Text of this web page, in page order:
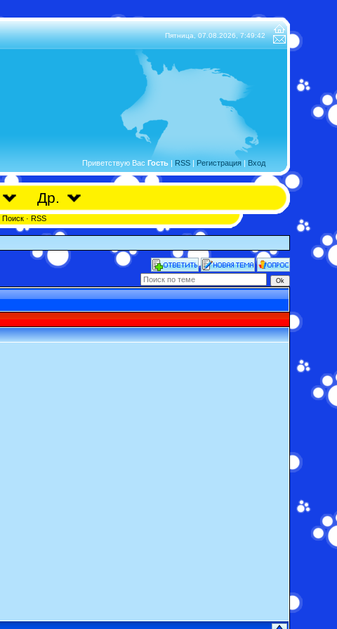
Пятница, 07.08.2026,7:49:42
Приветствую Вас Гость| RSS| Регистрация| Вход
Др.
Поиск· RSS